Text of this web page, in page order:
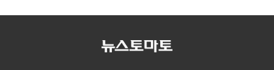
수혜에도
사업승계
벌점 급증에 상폐